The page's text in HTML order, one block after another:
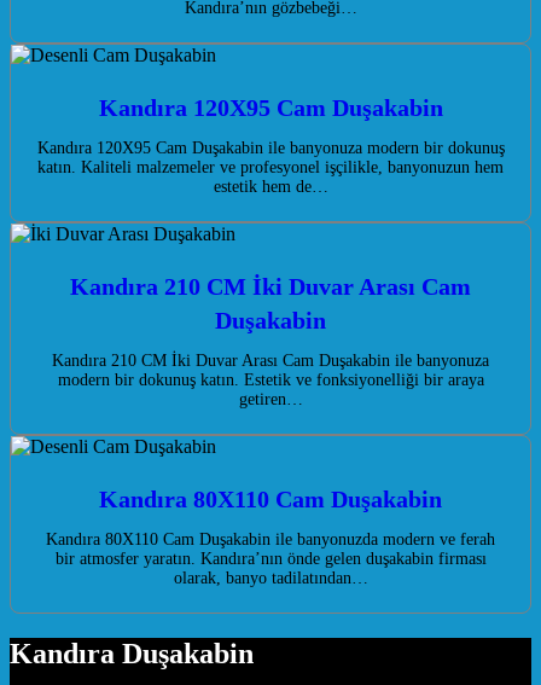
Kandıra’nın gözbebeği…
Kandıra 120X95 Cam Duşakabin
Kandıra 120X95 Cam Duşakabin ile banyonuza modern bir dokunuş
katın. Kaliteli malzemeler ve profesyonel işçilikle, banyonuzun hem
estetik hem de…
Kandıra 210 CM İki Duvar Arası Cam
Duşakabin
Kandıra 210 CM İki Duvar Arası Cam Duşakabin ile banyonuza
modern bir dokunuş katın. Estetik ve fonksiyonelliği bir araya
getiren…
Kandıra 80X110 Cam Duşakabin
Kandıra 80X110 Cam Duşakabin ile banyonuzda modern ve ferah
bir atmosfer yaratın. Kandıra’nın önde gelen duşakabin firması
olarak, banyo tadilatından…
Kandıra Duşakabin